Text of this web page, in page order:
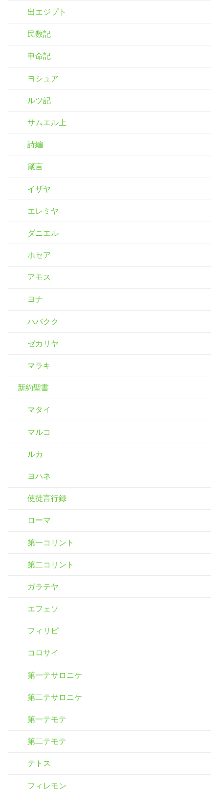
出エジプト
民数記
申命記
ヨシュア
ルツ記
サムエル上
詩編
箴言
イザヤ
エレミヤ
ダニエル
ホセア
アモス
ヨナ
ハバクク
ゼカリヤ
マラキ
新約聖書
マタイ
マルコ
ルカ
ヨハネ
使徒言行録
ローマ
第一コリント
第二コリント
ガラテヤ
エフェソ
フィリピ
コロサイ
第一テサロニケ
第二テサロニケ
第一テモテ
第二テモテ
テトス
フィレモン